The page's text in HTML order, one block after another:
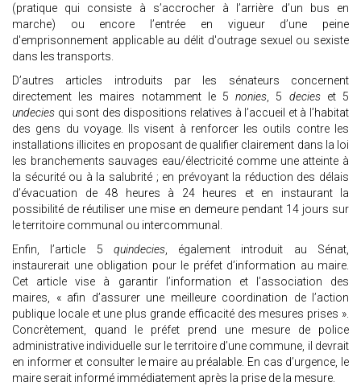
(pratique qui consiste à s’accrocher à l’arrière d’un bus en
marche) ou encore l’entrée en vigueur d’une peine
d'emprisonnement applicable au délit d'outrage sexuel ou sexiste
dans les transports.
D’autres articles introduits par les sénateurs concernent
directement les maires notamment le 5nonies, 5 decies et 5
undecies qui sont des dispositions relatives à l’accueil et à l’habitat
des gens du voyage. Ils visent à renforcer les outils contre les
installations illicites en proposant de qualifier clairement dans la loi
les branchements sauvages eau/électricité comme une atteinte à
la sécurité ou à la salubrité ; en prévoyant la réduction des délais
d’évacuation de 48 heures à 24 heures et en instaurant la
possibilité de réutiliser une mise en demeure pendant 14 jours sur
le territoire communal ou intercommunal.
Enfin, l’article 5 quindecies, également introduit au Sénat,
instaurerait une obligation pour le préfet d’information au maire.
Cet article vise à garantir l’information et l’association des
maires, « afin d’assurer une meilleure coordination de l’action
publique locale et une plus grande efficacité des mesures prises ».
Concrètement, quand le préfet prend une mesure de police
administrative individuelle sur le territoire d’une commune, il devrait
en informer et consulter le maire au préalable. En cas d’urgence, le
maire serait informé immédiatement après la prise de la mesure.